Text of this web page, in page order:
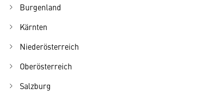
Burgenland
Kärnten
Niederösterreich
Oberösterreich
Salzburg